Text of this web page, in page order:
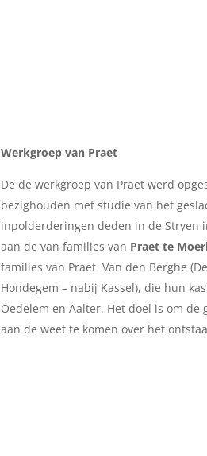
Werkgroep van Praet
De de werkgroep van Praet werd
bezighouden met studie van het
inpolderderingen deden in de Stryen
aan de van families van Praet te
families van Praet Van den Berghe
Hondegem – nabij Kassel), die hun
Oedelem en Aalter. Het doel is om
aan de weet te komen over het